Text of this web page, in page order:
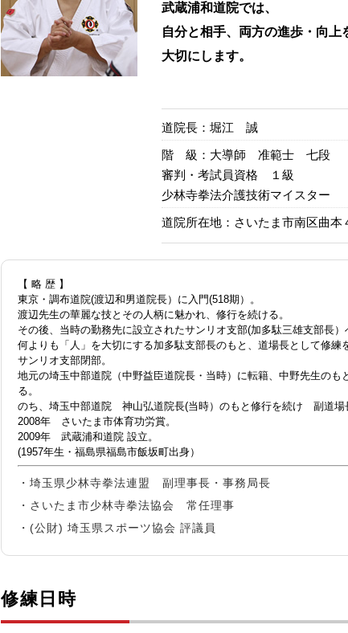
武蔵浦和道院では、
自分と相手、両方の進歩・向
大切にします。
道院長：堀江 誠
階 級：大導師 准範士 七段
審判・考試員資格 １級
少林寺拳法介護技術マイスター
道院所在地：さいたま市南区曲本
【 略 歴 】
東京・調布道院(渡辺和男道院長）に入門(518期）。
渡辺先生の華麗な技とその人柄に魅かれ、修行を続ける。
その後、当時の勤務先に設立されたサンリオ支部(加多駄三雄支部長）
何よりも「人」を大切にする加多駄支部長のもと、道場長として修練
サンリオ支部閉部。
地元の埼玉中部道院（中野益臣道院長・当時）に転籍、中野先生のも
る。
のち、埼玉中部道院 神山弘道院長(当時）のもと修行を続け 副道場
2008年 さいたま市体育功労賞。
2009年 武蔵浦和道院 設立。
(1957年生・福島県福島市飯坂町出身）
・埼玉県少林寺拳法連盟 副理事長・事務局長
・さいたま市少林寺拳法協会 常任理事
・(公財) 埼玉県スポーツ協会 評議員
修練日時